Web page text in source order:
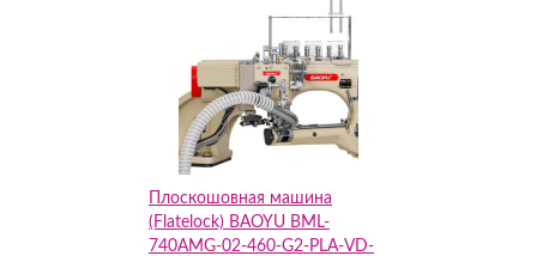
Плоскошовная машина
(Flatelock) BAOYU BML-
740AMG-02-460-G2-PLA-VD-